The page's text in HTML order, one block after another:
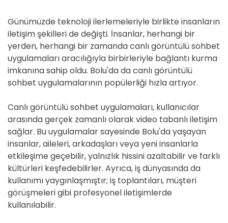
Günümüzde teknoloji ilerlemeleriyle birlikte insanların
iletişim şekilleri de değişti. İnsanlar, herhangi bir
yerden, herhangi bir zamanda canlı görüntülü sohbet
uygulamaları aracılığıyla birbirleriyle bağlantı kurma
imkanına sahip oldu. Bolu'da da canlı görüntülü
sohbet uygulamalarının popülerliği hızla artıyor.
Canlı görüntülü sohbet uygulamaları, kullanıcılar
arasında gerçek zamanlı olarak video tabanlı iletişim
sağlar. Bu uygulamalar sayesinde Bolu'da yaşayan
insanlar, aileleri, arkadaşları veya yeni insanlarla
etkileşime geçebilir, yalnızlık hissini azaltabilir ve farklı
kültürleri keşfedebilirler. Ayrıca, iş dünyasında da
kullanımı yaygınlaşmıştır; iş toplantıları, müşteri
görüşmeleri gibi profesyonel iletişimlerde
kullanılabilir.